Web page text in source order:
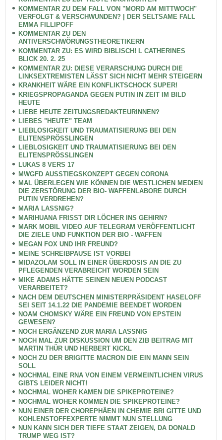
KOMMENTAR ZU DEM FALL VON "MORD AM MITTWOCH"
VERFOLGT & VERSCHWUNDEN? | DER SELTSAME FALL
EMMA FILLIPOFF
KOMMENTAR ZU DEN
ANTIVERSCHWÖRUNGSTHEORETIKERN
KOMMENTAR ZU: ES WIRD BIBLISCH! L CATHERINES
BLICK 20. 2. 25
KOMMENTAR ZU: DIESE VERARSCHUNG DURCH DIE
LINKSEXTREMISTEN LÄSST SICH NICHT MEHR STEIGERN
KRANKHEIT WÄRE EIN KONFLIKTSCHOCK SUPER!
KRIEGSPROPAGANDA GEGEN PUTIN IN ZEIT IM BILD
HEUTE
LIEBE HEUTE ZEITUNGSREDAKTEURINNEN?
LIEBES "HEUTE" TEAM
LIEBLOSIGKEIT UND TRAUMATISIERUNG BEI DEN
ELITENSPRÖSSLINGEN
LIEBLOSIGKEIT UND TRAUMATISIERUNG BEI DEN
ELITENSPRÖSSLINGEN
LUKAS 8 VERS 17
MWGFD AUSSTIEGSKONZEPT GEGEN CORONA
MAL ÜBERLEGEN WIE KÖNNEN DIE WESTLICHEN MEDIEN
DIE ZERSTÖRUNG DER BIO- WAFFENLABORE DURCH
PUTIN VERDREHEN?
MARIA LASSNIG?
MARIHUANA FRISST DIR LÖCHER INS GEHIRN?
MARK MOBIL VIDEO AUF TELEGRAM VERÖFFENTLICHT
DIE ZIELE UND FUNKTION DER BIO - WAFFEN
MEGAN FOX UND IHR FREUND?
MEINE SCHREIBPAUSE IST VORBEI
MIDAZOLAM SOLL IN EINER ÜBERDOSIS AN DIE ZU
PFLEGENDEN VERABREICHT WORDEN SEIN
MIKE ADAMS HÄTTE SEINEN NEUEN PODCAST
VERARBEITET?
NACH DEM DEUTSCHEN MINISTERPRÄSIDENT HASELOFF
SEI SEIT 14.1.22 DIE PANDEMIE BEENDET WORDEN
NOAM CHOMSKY WÄRE EIN FREUND VON EPSTEIN
GEWESEN?
NOCH ERGÄNZEND ZUR MARIA LASSNIG
NOCH MAL ZUR DISKUSSION UM DEN ZIB BEITRAG MIT
MARTIN THÜR UND HERBERT KICKL
NOCH ZU DER BRIGITTE MACRON DIE EIN MANN SEIN
SOLL
NOCHMAL EINE RNA VON EINEM VERMEINTLICHEN VIRUS
GIBTS LEIDER NICHT!
NOCHMAL WOHER KAMEN DIE SPIKEPROTEINE?
NOCHMAL WOHER KOMMEN DIE SPIKEPROTEINE?
NUN EINER DER CHOREPHÄEN IN CHEMIE BRI GITTE UND
KOHLENSTOFFEXPERTE NIMMT NUN STELLUNG
NUN KANN SICH DER TIEFE STAAT ZEIGEN, DA DONALD
TRUMP WEG IST?